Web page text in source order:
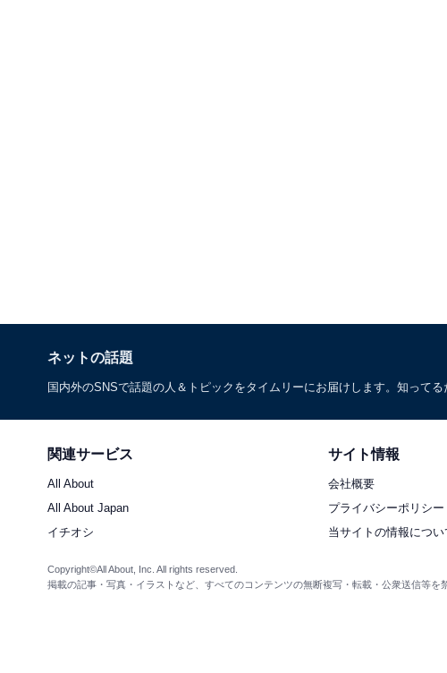
ネットの話題
国内外のSNSで話題の人＆トピックをタイムリーにお届けします。知って
関連サービス
All About
All About Japan
イチオシ
サイト情報
会社概要
プライバシーポリシー
当サイトの情報につ
Copyright©All About, Inc. All rights reserved.
掲載の記事・写真・イラストなど、すべてのコンテンツの無断複写・転載・公衆送信等を